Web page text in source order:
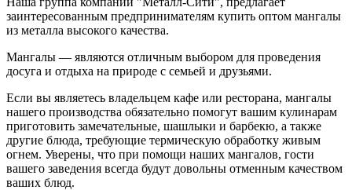
заинтересованным предпринимателям купить оптом мангалы
из металла высокого качества.
Мангалы — являются отличным выбором для проведения
досуга и отдыха на природе с семьей и друзьями.
Если вы являетесь владельцем кафе или ресторана, мангалы
нашего производства обязательно помогут вашим кулинарам
приготовить замечательные, шашлыки и барбекю, а также
другие блюда, требующие термическую обработку живым
огнем. Уверены, что при помощи наших мангалов, гости
вашего заведения всегда будут довольны отменным качеством
ваших блюд.